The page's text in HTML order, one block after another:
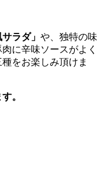
ラダ」 や、独特の味
肉に辛味ソースがよく
種をお楽しみ頂けま
。